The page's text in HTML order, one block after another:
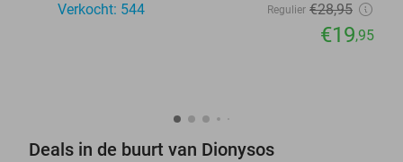
Verkocht: 544
Regulier €28,95
€19,95
Deals in de buurt van Dionysos